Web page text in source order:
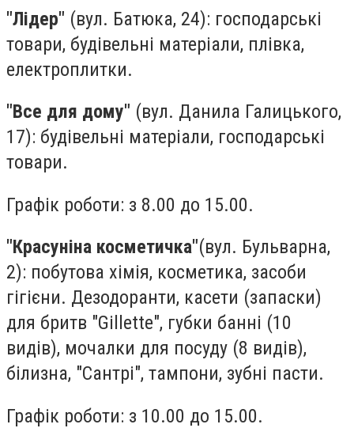
"Лідер" (вул. Батюка, 24): господарські
товари, будівельні матеріали, плівка,
електроплитки.
"Все для дому" (вул. Данила Галицького,
17): будівельні матеріали, господарські
товари.
Графік роботи: з 8.00 до 15.00.
"Красуніна косметичка"(вул. Бульварна,
2): побутова хімія, косметика, засоби
гігієни. Дезодоранти, касети (запаски)
для бритв "Gillette", губки банні (10
видів), мочалки для посуду (8 видів),
білизна, "Сантрі", тампони, зубні пасти.
Графік роботи: з 10.00 до 15.00.